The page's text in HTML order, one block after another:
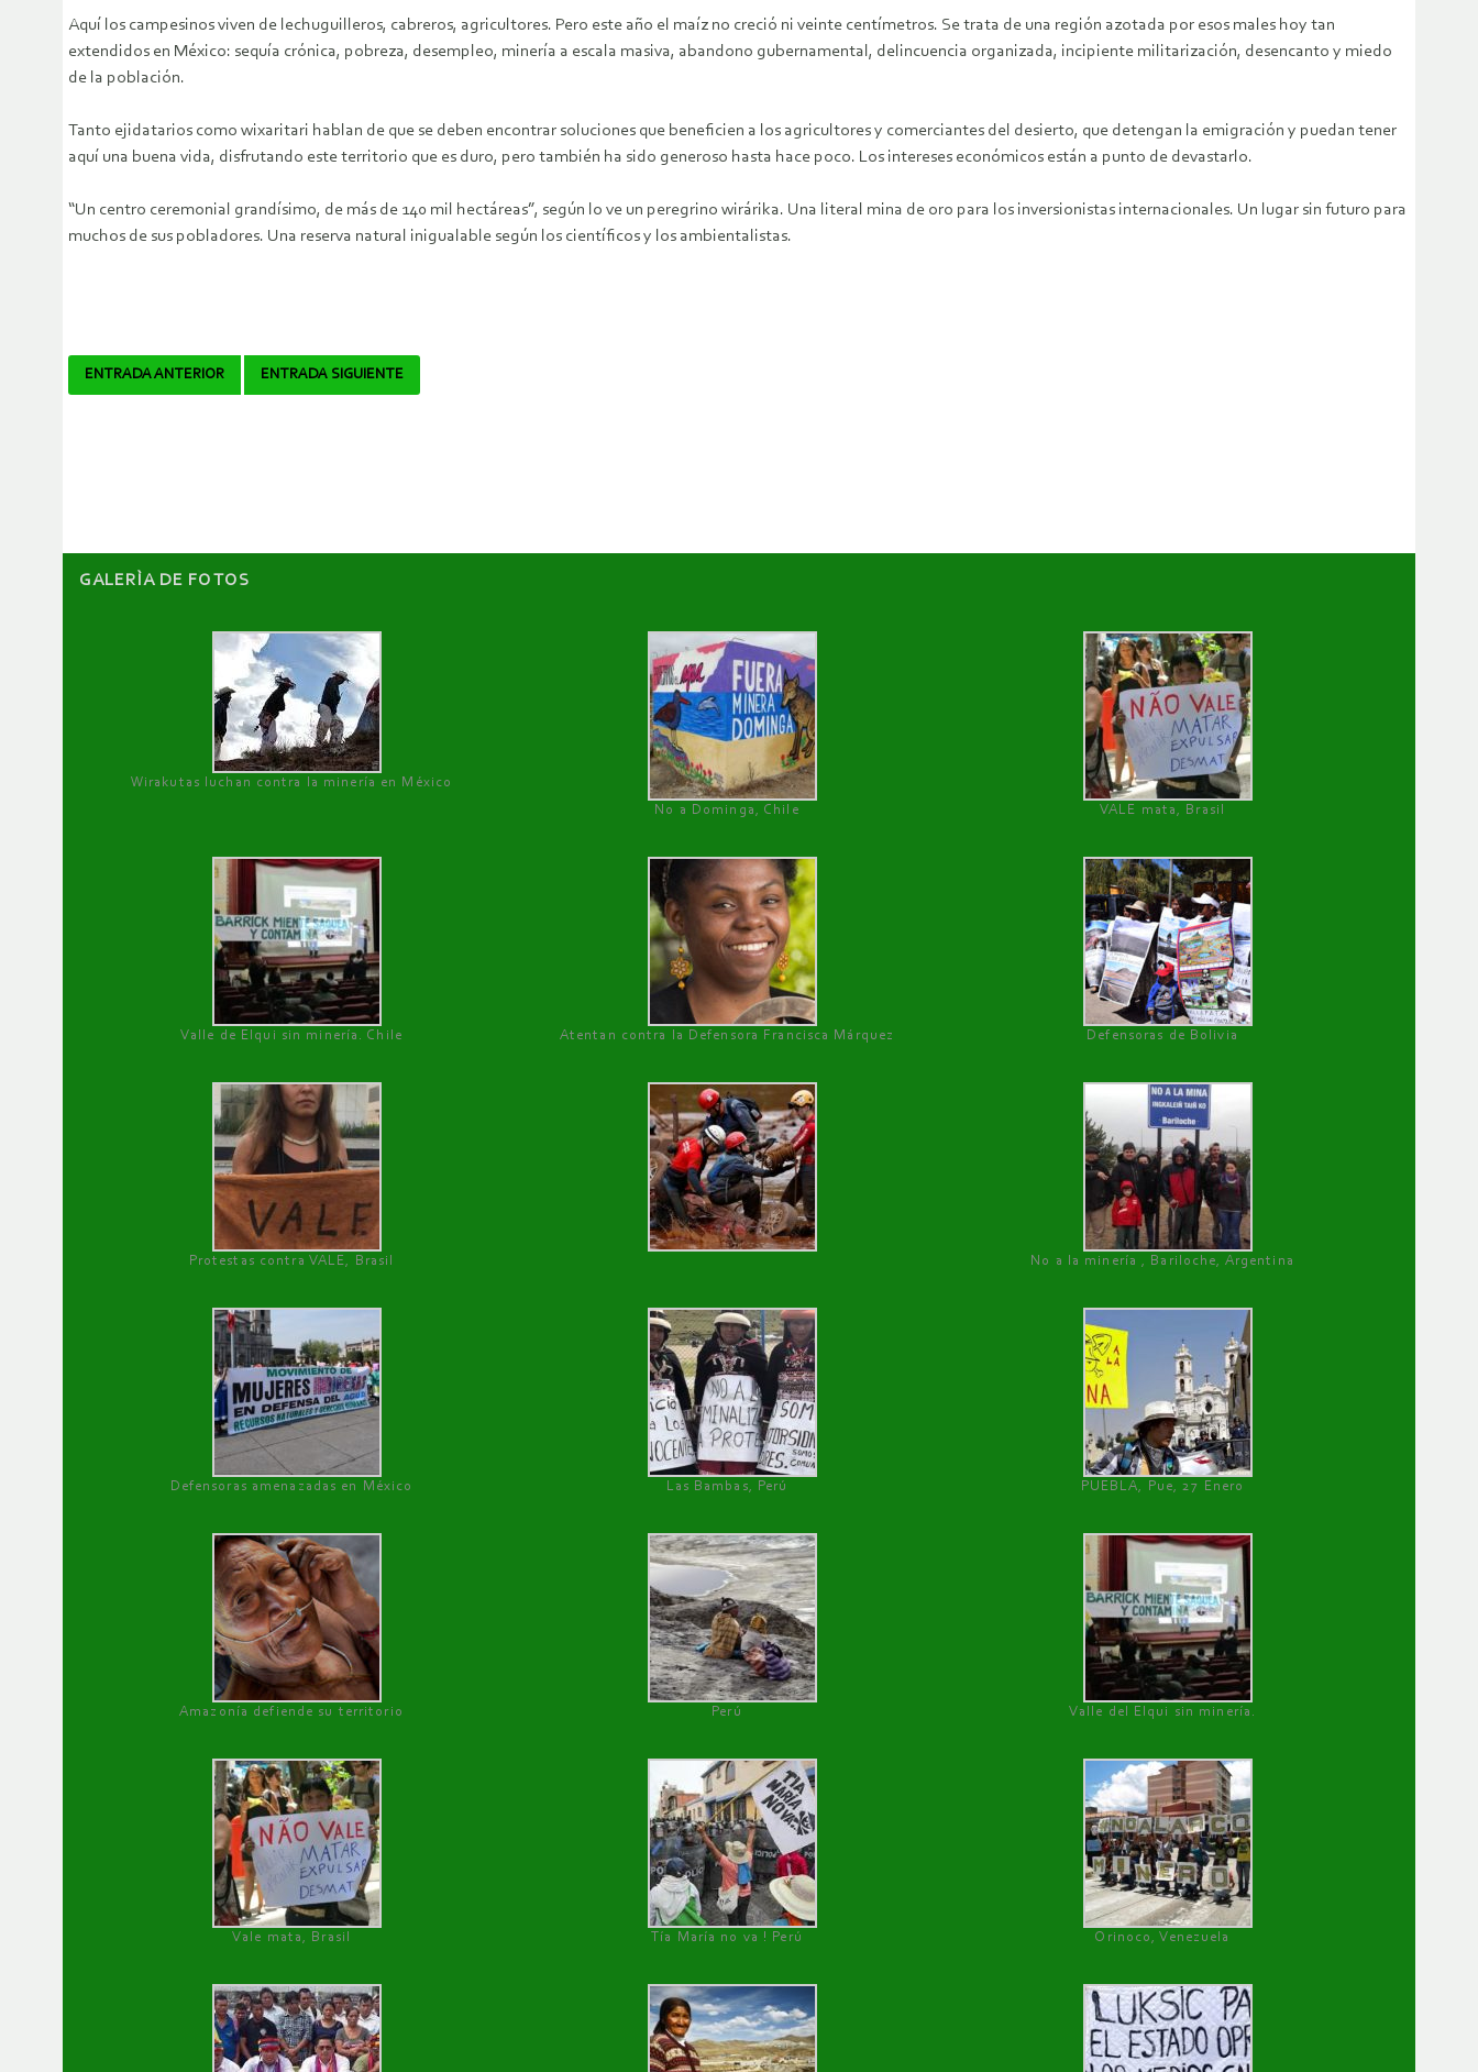
Aquí los campesinos viven de lechuguilleros, cabreros, agricultores. Pero este año el maíz no creció ni veinte centímetros. Se trata de una región azotada por esos males hoy tan
extendidos en México: sequía crónica, pobreza, desempleo, minería a escala masiva, abandono gubernamental, delincuencia organizada, incipiente militarización, desencanto y miedo
de la población.
Tanto ejidatarios como wixaritari hablan de que se deben encontrar soluciones que beneficien a los agricultores y comerciantes del desierto, que detengan la emigración y puedan tener
aquí una buena vida, disfrutando este territorio que es duro, pero también ha sido generoso hasta hace poco. Los intereses económicos están a punto de devastarlo.
“Un centro ceremonial grandísimo, de más de 140 mil hectáreas”, según lo ve un peregrino wirárika. Una literal mina de oro para los inversionistas internacionales. Un lugar sin futuro para
muchos de sus pobladores. Una reserva natural inigualable según los científicos y los ambientalistas.
Navegador
ENTRADA ANTERIOR ENTRADA SIGUIENTE
GALERÌA DE FOTOS
Wirakutas luchan contra la minería en México
No a Dominga, Chile
VALE mata, Brasil
Valle de Elqui sin minería. Chile Atentan contra la Defensora Francisca Márquez Defensoras de Bolivia
Protestas contra VALE, Brasil No a la minería , Bariloche, Argentina
Defensoras amenazadas en México Las Bambas, Perú PUEBLA, Pue, 27 Enero
Amazonía defiende su territorio Perú Valle del Elqui sin minería.
Vale mata, Brasil Tía María no va ! Perú Orinoco, Venezuela